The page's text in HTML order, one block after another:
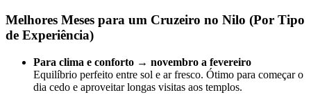
Melhores Meses para um Cruzeiro no Nilo (Por Tipo
de Experiência)
Para clima e conforto → novembro a fevereiro
Equilíbrio perfeito entre sol e ar fresco. Ótimo para começar o
dia cedo e aproveitar longas visitas aos templos.